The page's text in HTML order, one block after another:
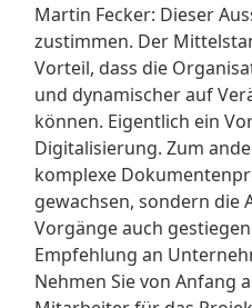
Martin Fecker: Dieser
zustimmen. Der
Vorteil, dass die
und dynamischer auf
können. Eigentlich ein
Digitalisierung. Zum
komplexe
gewachsen, sondern die
Vorgänge auch
Empfehlung an
Nehmen Sie von Anfang